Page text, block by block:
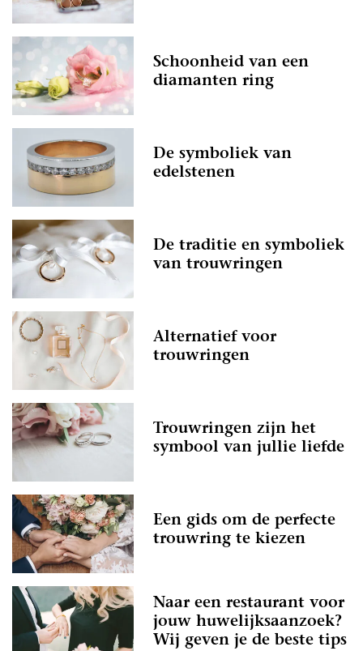
Schoonheid van een
diamanten ring
De symboliek van
edelstenen
De traditie en symboliek
van trouwringen
Alternatief voor
trouwringen
Trouwringen zijn het
symbool van jullie liefde
Een gids om de perfecte
trouwring te kiezen
Naar een restaurant voor
jouw huwelijksaanzoek?
Wij geven je de beste tips